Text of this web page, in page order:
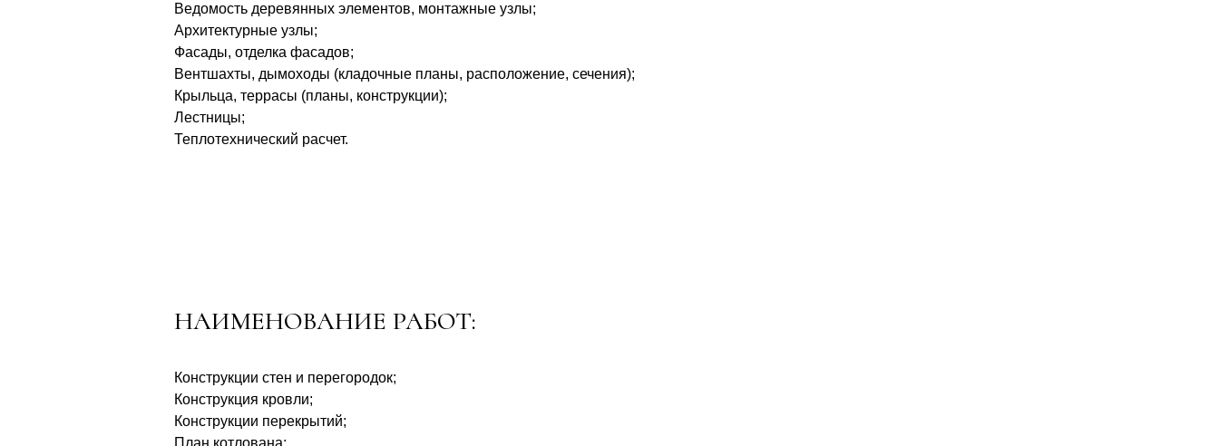
Ведомость деревянных элементов, монтажные узлы;
Архитектурные узлы;
Фасады, отделка фасадов;
Вентшахты, дымоходы (кладочные планы, расположение, сечения);
Крыльца, террасы (планы, конструкции);
Лестницы;
Теплотехнический расчет.
НАИМЕНОВАНИЕ РАБОТ:
Конструкции стен и перегородок;
Конструкция кровли;
Конструкции перекрытий;
План котлована;